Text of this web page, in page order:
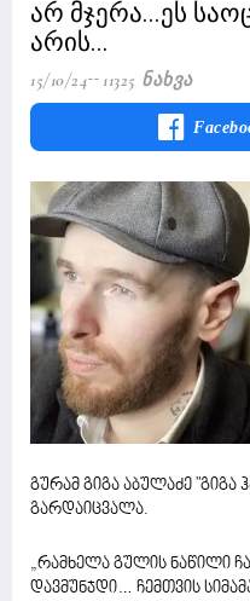
არ მჯერა...ეს
არის...
15/10/24 11325 Ნახვა
გურამ გიგა აბულაძე "გიგა
გარდაიცვალა.
„რამხელა გულის ნაწილი
დავმუნჯდი… ჩემთვის